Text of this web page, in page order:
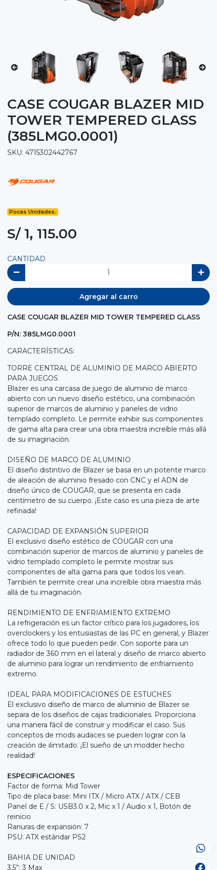
CASE COUGAR BLAZER MID
TOWER TEMPERED GLASS
(385LMG0.0001)
SKU: 4715302442767
Pocas Unidades.
S/ 1, 115.00
CANTIDAD
Agregar al carro
CASE COUGAR BLAZER MID TOWER TEMPERED GLASS
P/N: 385LMG0.0001
CARACTERÍSTICAS:
TORRE CENTRAL DE ALUMINIO DE MARCO ABIERTO
PARA JUEGOS
Blazer es una carcasa de juego de aluminio de marco
abierto con un nuevo diseño estético, una combinación
superior de marcos de aluminio y paneles de vidrio
templado completo. Le permite exhibir sus componentes
de gama alta para crear una obra maestra increíble más allá
de su imaginación.
DISEÑO DE MARCO DE ALUMINIO
El diseño distintivo de Blazer se basa en un potente marco
de aleación de aluminio fresado con CNC y el ADN de
diseño único de COUGAR, que se presenta en cada
centímetro de su cuerpo. ¡Este caso es una pieza de arte
refinada!
CAPACIDAD DE EXPANSIÓN SUPERIOR
El exclusivo diseño estético de COUGAR con una
combinación superior de marcos de aluminio y paneles de
vidrio templado completo le permite mostrar sus
componentes de alta gama para que todos los vean.
También te permite crear una increíble obra maestra más
allá de tu imaginación.
RENDIMIENTO DE ENFRIAMIENTO EXTREMO
La refrigeración es un factor crítico para los jugadores, los
overclockers y los entusiastas de las PC en general, y Blazer
ofrece todo lo que pueden pedir. Con soporte para un
radiador de 360 mm en el lateral y diseño de marco abierto
de aluminio para lograr un rendimiento de enfriamiento
extremo.
IDEAL PARA MODIFICACIONES DE ESTUCHES
El exclusivo diseño de marco de aluminio de Blazer se
separa de los diseños de cajas tradicionales. Proporciona
una manera fácil de construir y modificar el caso. Sus
conceptos de mods audaces se pueden lograr con la
creación de ilimitado. ¡El sueño de un modder hecho
realidad!
ESPECIFICACIONES
Factor de forma: Mid Tower
Tipo de placa base: Mini ITX / Micro ATX / ATX / CEB
Panel de E / S: USB3.0 x 2, Mic x 1 / Audio x 1, Botón de
reinicio
Ranuras de expansión: 7
PSU: ATX estándar PS2
BAHIA DE UNIDAD
3.5”: 3 Max